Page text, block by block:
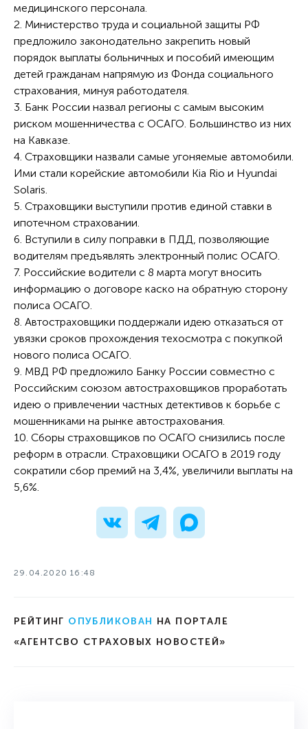
медицинского персонала.
2. Министерство труда и социальной защиты РФ
предложило законодательно закрепить новый
порядок выплаты больничных и пособий имеющим
детей гражданам напрямую из Фонда социального
страхования, минуя работодателя.
3. Банк России назвал регионы с самым высоким
риском мошенничества с ОСАГО. Большинство из них
на Кавказе.
4. Страховщики назвали самые угоняемые автомобили.
Ими стали корейские автомобили Kia Rio и Hyundai
Solaris.
5. Страховщики выступили против единой ставки в
ипотечном страховании.
6. Вступили в силу поправки в ПДД, позволяющие
водителям предъявлять электронный полис ОСАГО.
7. Российские водители с 8 марта могут вносить
информацию о договоре каско на обратную сторону
полиса ОСАГО.
8. Автостраховщики поддержали идею отказаться от
увязки сроков прохождения техосмотра с покупкой
нового полиса ОСАГО.
9. МВД РФ предложило Банку России совместно с
Российским союзом автостраховщиков проработать
идею о привлечении частных детективов к борьбе с
мошенниками на рынке автострахования.
10. Сборы страховщиков по ОСАГО снизились после
реформ в отрасли. Страховщики ОСАГО в 2019 году
сократили сбор премий на 3,4%, увеличили выплаты на
5,6%.
29.04.2020 16:48
РЕЙТИНГ ОПУБЛИКОВАН НА ПОРТАЛЕ
«АГЕНТСВО СТРАХОВЫХ НОВОСТЕЙ»